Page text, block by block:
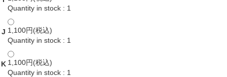
Quantity in stock : 1
J 1,100円(税込)
Quantity in stock : 1
K 1,100円(税込)
Quantity in stock : 1